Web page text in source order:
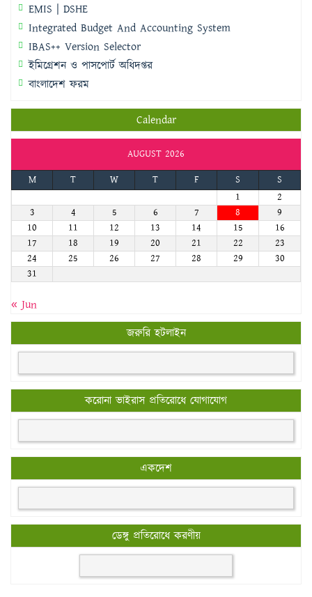
EMIS | DSHE
Integrated Budget And Accounting System
IBAS++ Version Selector
ইমিগ্রেশন ও পাসপোর্ট অধিদপ্তর
বাংলাদেশ ফরম
Calendar
AUGUST 2026
M
T W T F S
S
1
2
3
4 5 6 7 8
9
10
11 12 13 14 15
16
17
18 19 20 21 22
23
24
25 26 27 28 29
30
31
« Jun
জরুরি হটলাইন
করোনা ভাইরাস প্রতিরোধে যোগাযোগ
একদেশ
ডেঙ্গু প্রতিরোধে করণীয়